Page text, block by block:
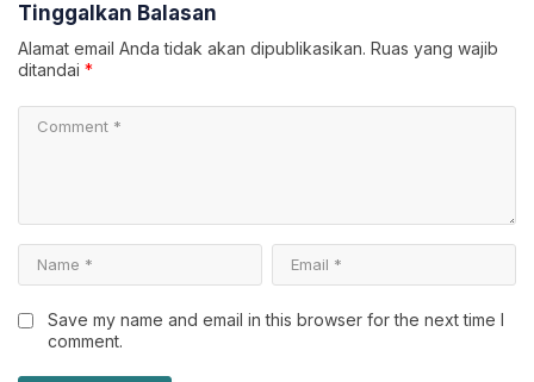
Tinggalkan Balasan
Alamat email Anda tidak akan dipublikasikan. Ruas yang wajib
ditandai *
Save my name and email in this browser for the next time I
comment.